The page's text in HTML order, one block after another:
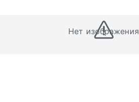
Нет изображения